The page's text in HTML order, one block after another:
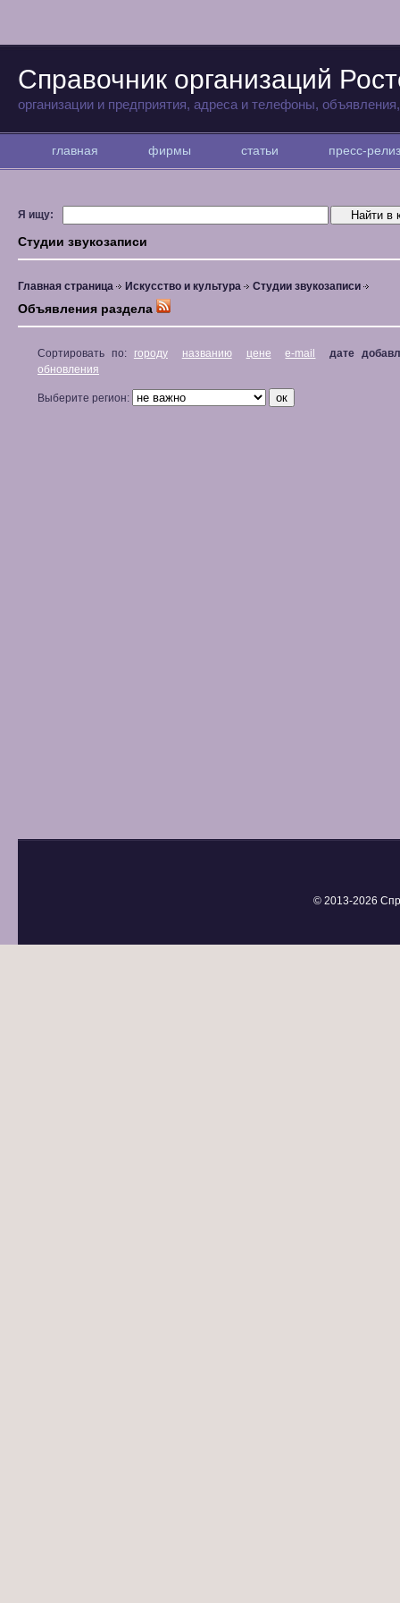
Справочник организаций
организации и предприятия, адреса и телефоны,
главная фирмы статьи пресс-
Я ищу:
Студии звукозаписи
Главная страница Искусство и культура Студии звукозаписи
Объявления раздела
Сортировать по: городу названию цене e-mail
дате
обновления
Выберите регион:
© 2013-2026